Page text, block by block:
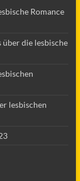
Romance
die lesbische
lesbischen